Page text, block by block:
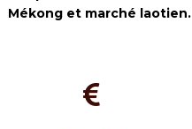
Mékong et marché laotien.
